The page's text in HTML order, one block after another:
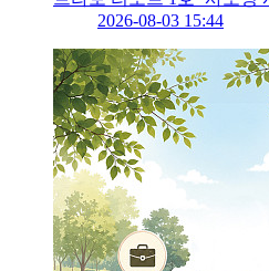
2026-08-03 15:44